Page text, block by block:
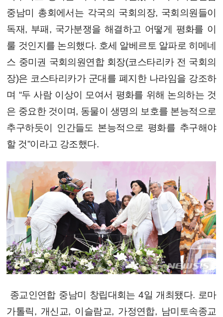
중남미 총회에서는 각국의 국회의장, 국회의원들이
독재, 부패, 국가분쟁을 해결하고 어떻게 평화를 이
룰 것인지를 논의했다. 호세 알베르토 알파로 히메네
스 중미권 국회의원연합 회장(코스타리카 전 국회의
장)은 코스타리카가 군대를 폐지한 나라임을 강조하
며 “두 사람 이상이 모여서 평화를 위해 논의하는 것
은 중요한 것이며, 동물이 생명의 보호를 본능적으로
추구하듯이 인간들도 본능적으로 평화를 추구해야
할 것”이라고 강조했다.
종교인연합 중남미 창립대회는 4일 개최됐다. 로마
가톨릭, 개신교, 이슬람교, 가정연합, 남미토속종교